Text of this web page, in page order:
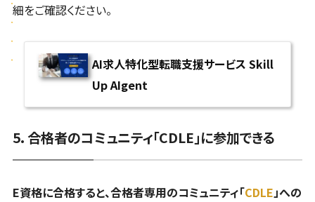
細をご確認ください。
AI求人特化型転職支援サービス Skill
Up AIgent
5. 合格者のコミュニティ「CDLE」に参加できる
E資格に合格すると、合格者専用のコミュニティ「CDLE」への